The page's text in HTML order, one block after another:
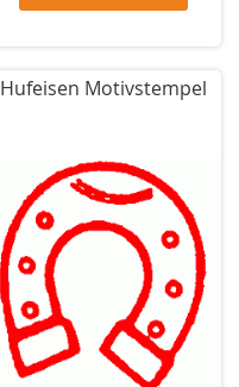
Hufeisen Motivstempel